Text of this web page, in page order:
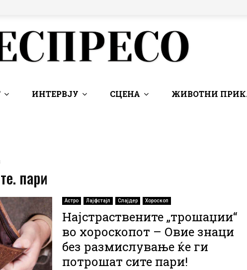
ИНТЕРВЈУ СЦЕНА ЖИВОТНИ
пари
Астро Лајфстајл Слајдер Хороскоп
Најстраствените „трошаџии“
во хороскопот – Овие знаци
без размислување ќе ги
потрошат сите пари!